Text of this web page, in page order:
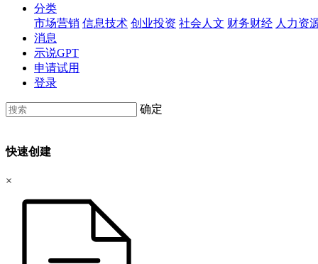
分类
市场营销 信息技术 创业投资 社会人文 财务财经 人力资
消息
示说GPT
申请试用
登录
确定
快速创建
×